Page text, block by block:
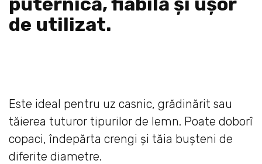
de utilizat.
Este ideal pentru uz casnic, grădinărit sau
tăierea tuturor tipurilor de lemn. Poate doborî
copaci, îndepărta crengi și tăia bușteni de
diferite diametre.